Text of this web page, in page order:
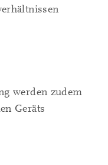
werden zudem
Geräts